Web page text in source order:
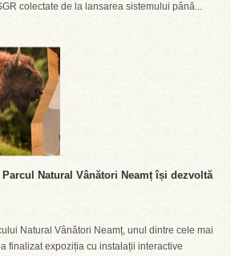
colectate de la lansarea sistemului până...
Natural Vânători Neamț își dezvoltă
Natural Vânători Neamț, unul dintre cele mai
finalizat expoziția cu instalații interactive